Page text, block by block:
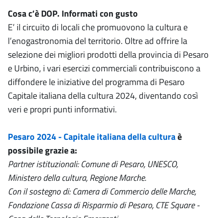
Cosa c’è DOP. Informati con gusto
E’ il circuito di locali che promuovono la cultura e
l’enogastronomia del territorio. Oltre ad offrire la
selezione dei migliori prodotti della provincia di Pesaro
e Urbino, i vari esercizi commerciali contribuiscono a
diffondere le iniziative del programma di Pesaro
Capitale italiana della cultura 2024, diventando così
veri e propri punti informativi.
Pesaro 2024 - Capitale italiana della culturaè
possibile grazie a:
Partner istituzionali: Comune di Pesaro, UNESCO,
Ministero della cultura, Regione Marche.
Con il sostegno di: Camera di Commercio delle Marche,
Fondazione Cassa di Risparmio di Pesaro, CTE Square -